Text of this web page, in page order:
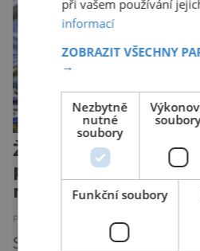
Žáby mohou
protilátku proti
měkkýši
PŘÍRODA
Saxitoxin je nervově
při vašem používání
informací
ZOBRAZIT VŠECHNY
→
Nezbytně
nutné
soubory
Funkční soubory